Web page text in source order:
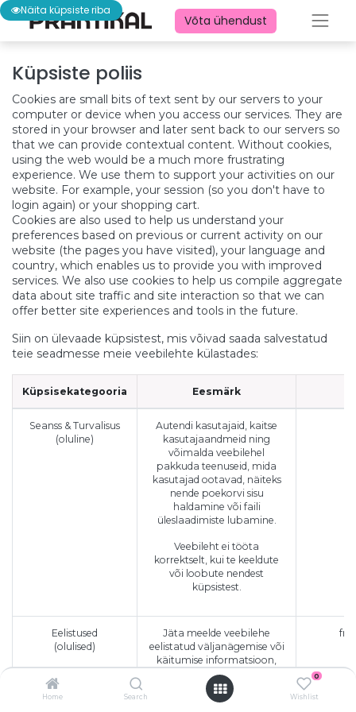
Home Search
0
Wishlist
Võta ühendust
Küpsiste poliis
Cookies are small bits of text sent by our servers to your
computer or device when you access our services. They are
stored in your browser and later sent back to our servers so
that we can provide contextual content. Without cookies,
using the web would be a much more frustrating
experience. We use them to support your activities on our
website. For example, your session (so you don't have to
login again) or your shopping cart.
Cookies are also used to help us understand your
preferences based on previous or current activity on our
website (the pages you have visited), your language and
country, which enables us to provide you with improved
services. We also use cookies to help us compile aggregate
data about site traffic and site interaction so that we can
offer better site experiences and tools in the future.
Siin on ülevaade küpsistest, mis võivad saada salvestatud
teie seadmesse meie veebilehte külastades:
Küpsisekategooria Eesmärk
Seanss & Turvalisus
(oluline)
Autendi kasutajaid, kaitse
kasutajaandmeid ning
võimalda veebilehel
pakkuda teenuseid, mida
kasutajad ootavad, näiteks
nende poekorvi sisu
haldamine või faili
üleslaadimiste lubamine.
Veebileht ei tööta
korrektselt, kui te keeldute
või loobute nendest
küpsistest.
Eelistused
(olulised)
Jäta meelde veebilehe
eelistatud väljanägemise või
käitumise informatsioon,
näiteks nagu eelistatud keel
või piirkond.
Näita küpsiste riba